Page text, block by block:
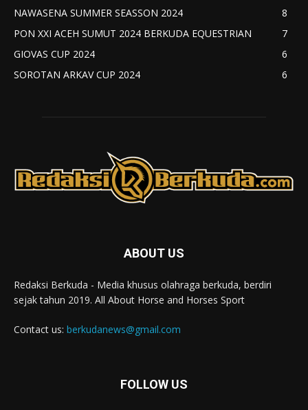
NAWASENA SUMMER SEASSON 2024
8
PON XXI ACEH SUMUT 2024 BERKUDA EQUESTRIAN
7
GIOVAS CUP 2024
6
SOROTAN ARKAV CUP 2024
6
ABOUT US
Redaksi Berkuda - Media khusus olahraga berkuda, berdiri
sejak tahun 2019. All About Horse and Horses Sport
Contact us: berkudanews@gmail.com
FOLLOW US